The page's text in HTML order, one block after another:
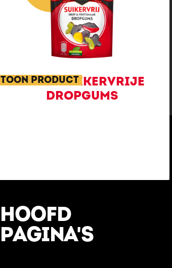
KLENE SUIKERVRIJE
DROPGUMS
TOON PRODUCT
HOOFD
PAGINA'S